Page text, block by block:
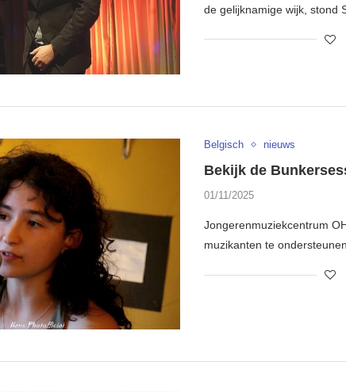
de gelijknamige wijk, stond
Belgisch nieuws
Bekijk de
01/11/2025
Jongerenmuziekcentrum
muzikanten te